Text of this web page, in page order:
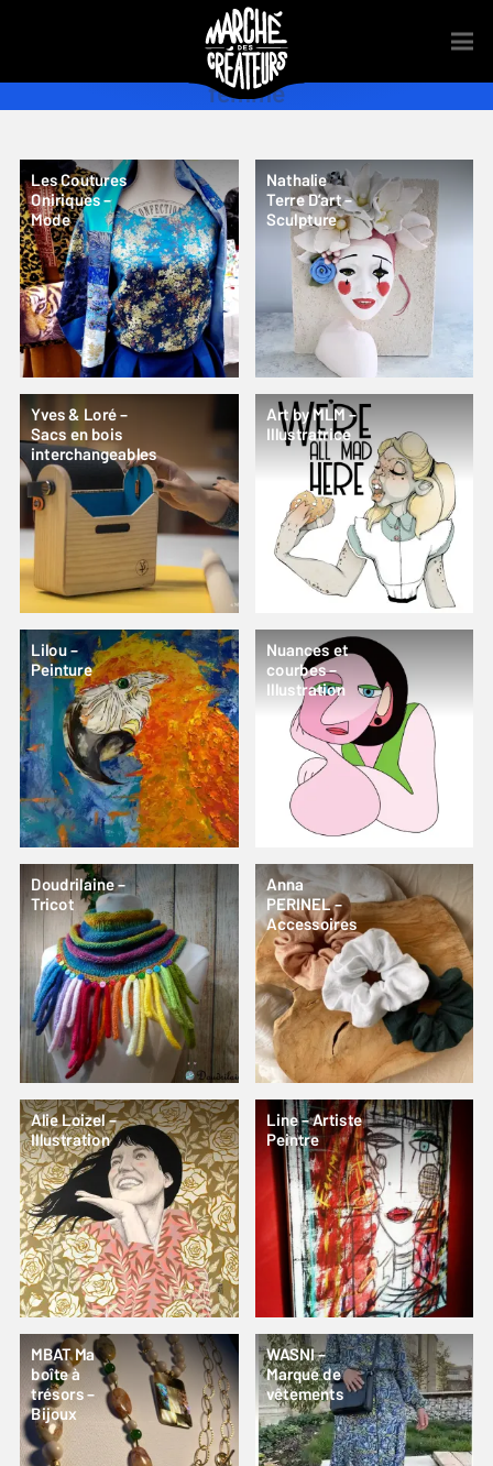
femme
Les Coutures
Oniriques –
Mode
Nathalie
Terre D’art –
Sculpture
Yves & Loré –
Sacs en bois
interchangeables
Art by MLM –
Illustratrice
Lilou –
Peinture
Nuances et
courbes –
Illustration
Doudrilaine –
Tricot
Anna
PERINEL –
Accessoires
Alie Loizel –
Illustration
Line – Artiste
Peintre
MBAT Ma
boîte à
trésors –
Bijoux
WASNI –
Marque de
vêtements